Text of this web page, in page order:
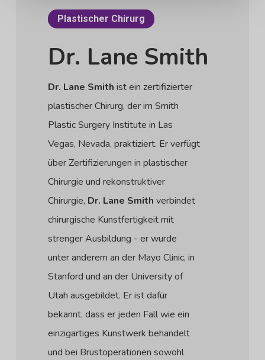
Plastischer Chirurg
Dr. Lane Smith
Dr. Lane Smith ist ein zertifizierter
plastischer Chirurg, der im Smith
Plastic Surgery Institute in Las
Vegas, Nevada, praktiziert. Er verfügt
über Zertifizierungen in plastischer
Chirurgie und rekonstruktiver
Chirurgie, Dr. Lane Smith verbindet
chirurgische Kunstfertigkeit mit
strenger Ausbildung - er wurde
unter anderem an der Mayo Clinic, in
Stanford und an der University of
Utah ausgebildet. Er ist dafür
bekannt, dass er jeden Fall wie ein
einzigartiges Kunstwerk behandelt
und bei Brustoperationen sowohl